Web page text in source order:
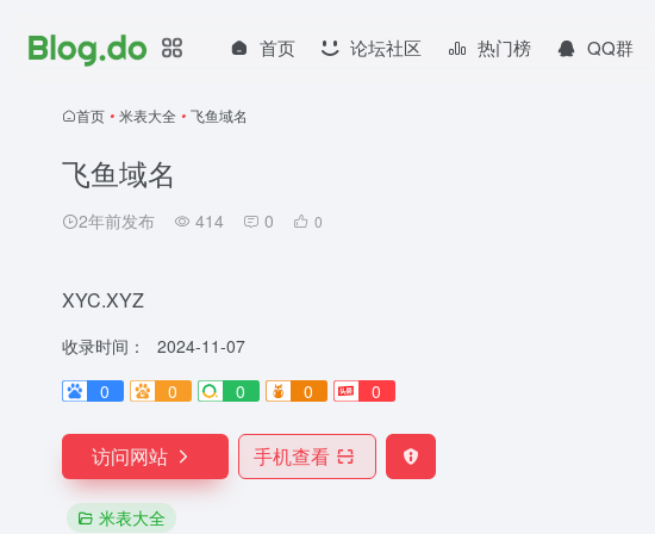
首页 论坛社区 热门榜 QQ群
首页 • 米表大全 • 飞鱼域名
飞鱼域名
2年前发布 414 0 0
XYC.XYZ
收录时间：
2024-11-07
0
0 0 0 0
访问网站 手机查看
米表大全